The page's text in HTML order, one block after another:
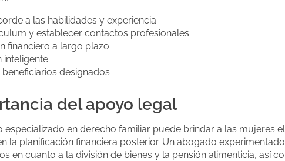
a las habilidades y experiencia
y establecer contactos profesionales
financiero a largo plazo
inteligente
designados
del apoyo legal
especializado en derecho familiar puede brindar a las mujeres
la planificación financiera posterior. Un abogado
en cuanto a la división de bienes y la pensión alimenticia, así